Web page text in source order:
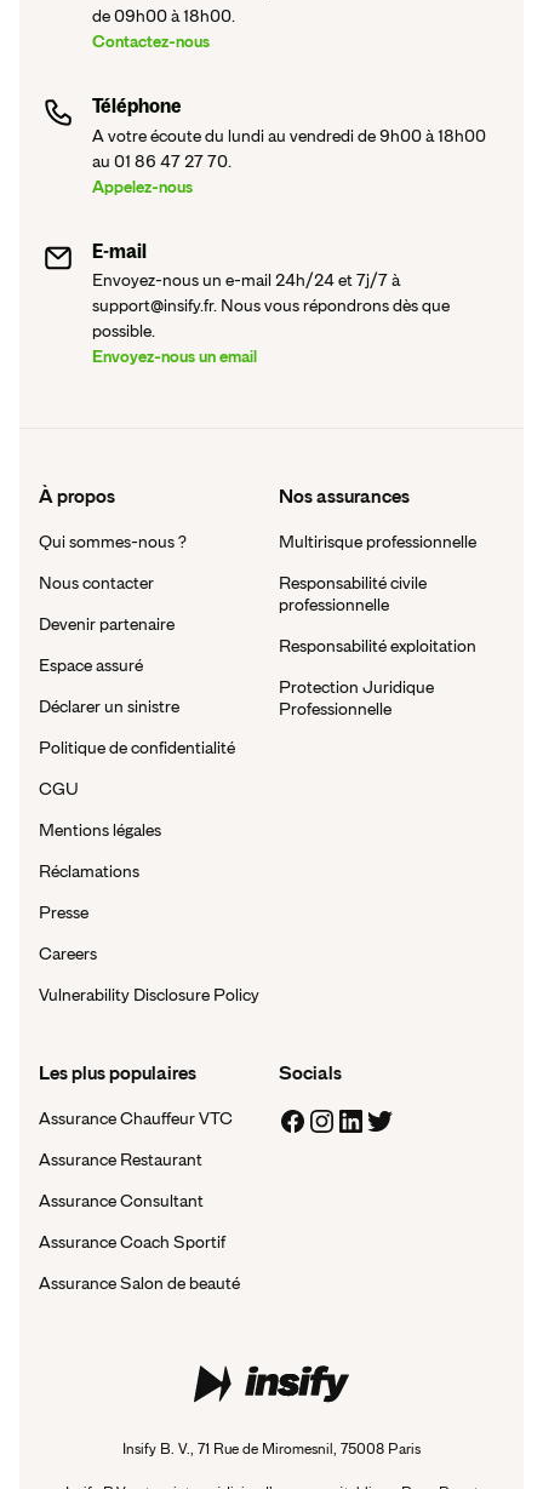
de 09h00 à 18h00.
Contactez-nous
Téléphone
A votre écoute du lundi au vendredi de 9h00 à 18h00
au 01 86 47 27 70.
Appelez-nous
E-mail
Envoyez-nous un e-mail 24h/24 et 7j/7 à
support@insify.fr. Nous vous répondrons dès que
possible.
Envoyez-nous un email
À propos
Qui sommes-nous ?
Nous contacter
Devenir partenaire
Espace assuré
Déclarer un sinistre
Politique de confidentialité
CGU
Mentions légales
Réclamations
Presse
Careers
Vulnerability Disclosure Policy
Nos assurances
Multirisque professionnelle
Responsabilité civile
professionnelle
Responsabilité exploitation
Protection Juridique
Professionnelle
Les plus populaires
Assurance Chauffeur VTC
Assurance Restaurant
Assurance Consultant
Assurance Coach Sportif
Assurance Salon de beauté
Socials
Insify B. V., 71 Rue de Miromesnil, 75008 Paris